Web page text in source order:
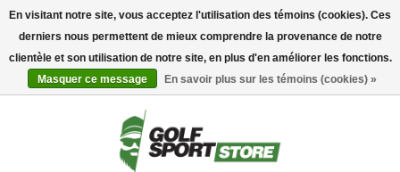
En visitant notre site, vous acceptez l'utilisation des témoins (cookies). Ces
derniers nous permettent de mieux comprendre la provenance de notre
clientèle et son utilisation de notre site, en plus d'en améliorer les fonctions.
Masquer ce message
En savoir plus sur les témoins (cookies) »